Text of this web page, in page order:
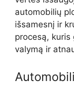
automobilių
išsamesnį ir
procesą,
valymą ir